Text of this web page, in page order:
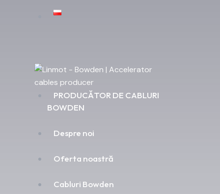
PRODUCĂTOR DE CABLURI
BOWDEN
Despre noi
Oferta noastră
Cabluri Bowden